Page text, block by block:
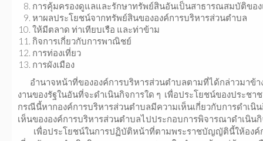
การคุ้มครองดูแลและรักษาทรัพย์สินอันเป็นสาธารณสมบัติขอ
หาผลประโยชน์จากทรัพย์สินขององค์การบริหารส่วนตำบล
ให้มีตลาด ท่าเทียบเรือ และท่าข้าม
กิจการเกี่ยวกับการพาณิชย์
การท่องเที่ยว
การผังเมือง
อำนาจหน้าที่ขององค์การบริหารส่วนตำบลตามที่ได้กล่าวมาข้
งานของรัฐในอันที่จะดำเนินกิจการใด ๆ เพื่อประโยชน์ของประช
กรณีนี้หากองค์การบริหารส่วนตำบลมีความเห็นเกี่ยวกับการดำเนิ
เห็นขององค์การบริหารส่วนตำบลไปประกอบการพิจารณาดำเนิน
เพื่อประโยชน์ในการปฏิบัติหน้าที่ตามพระราชบัญญัตินี้ให้องค์ก